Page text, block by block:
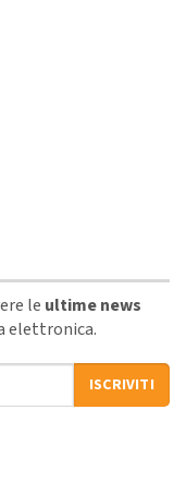
le ultime news
elettronica.
ISCRIVITI